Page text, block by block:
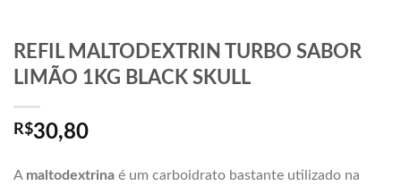
REFIL MALTODEXTRIN TURBO SABOR
LIMÃO 1KG BLACK SKULL
R$30,80
A maltodextrina é um carboidrato bastante utilizado na